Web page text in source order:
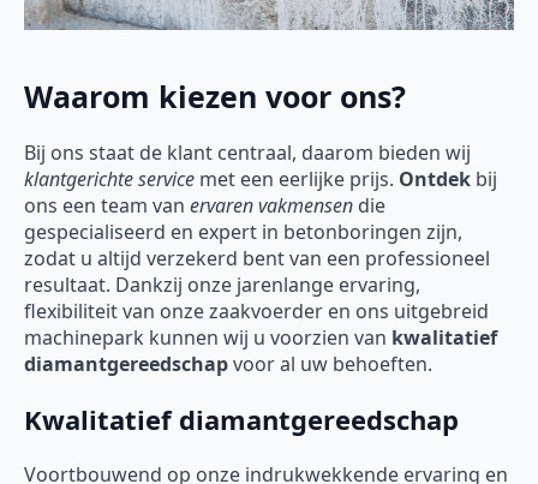
Waarom kiezen voor ons?
Bij ons staat de klant centraal, daarom bieden wij
klantgerichte service met een eerlijke prijs. Ontdek bij
ons een team van ervaren vakmensen die
gespecialiseerd en expert in betonboringen zijn,
zodat u altijd verzekerd bent van een professioneel
resultaat. Dankzij onze jarenlange ervaring,
flexibiliteit van onze zaakvoerder en ons uitgebreid
machinepark kunnen wij u voorzien van kwalitatief
diamantgereedschapvoor al uw behoeften.
Kwalitatief diamantgereedschap
Voortbouwend op onze indrukwekkende ervaring en